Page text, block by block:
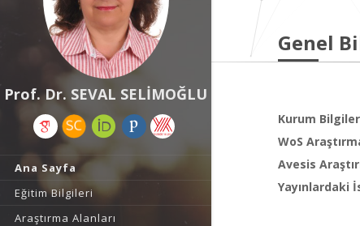
Prof. Dr. SEVAL SELİMOĞLU
Ana Sayfa
Eğitim Bilgileri
Araştırma Alanları
Genel
Kurum
WoS
Avesis
Yayınlardaki